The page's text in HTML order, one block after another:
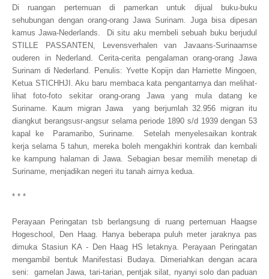
Di ruangan pertemuan di pamerkan untuk dijual buku-buku
sehubungan dengan orang-orang Jawa Surinam. Juga bisa dipesan
kamus Jawa-Nederlands. Di situ aku membeli sebuah buku berjudul
STILLE PASSANTEN, Levensverhalen van Javaans-Surinaamse
ouderen in Nederland. Cerita-cerita pengalaman orang-orang Jawa
Surinam di Nederland. Penulis: Yvette Kopijn dan Harriette Mingoen,
Ketua STICHHJI. Aku baru membaca kata pengantarnya dan melihat-
lihat foto-foto sekitar orang-orang Jawa yang mula datang ke
Suriname. Kaum migran Jawa yang berjumlah 32.956 migran itu
diangkut berangsusr-angsur selama periode 1890 s/d 1939 dengan 53
kapal ke Paramaribo, Suriname. Setelah menyelesaikan kontrak
kerja selama 5 tahun, mereka boleh mengakhiri kontrak dan kembali
ke kampung halaman di Jawa. Sebagian besar memilih menetap di
Suriname, menjadikan negeri itu tanah airnya kedua.
* * *
Perayaan Peringatan tsb berlangsung di ruang pertemuan Haagse
Hogeschool, Den Haag. Hanya beberapa puluh meter jaraknya pas
dimuka Stasiun KA - Den Haag HS letaknya. Perayaan Peringatan
mengambil bentuk Manifestasi Budaya. Dimeriahkan dengan acara
seni: gamelan Jawa, tari-tarian, pentjak silat, nyanyi solo dan paduan